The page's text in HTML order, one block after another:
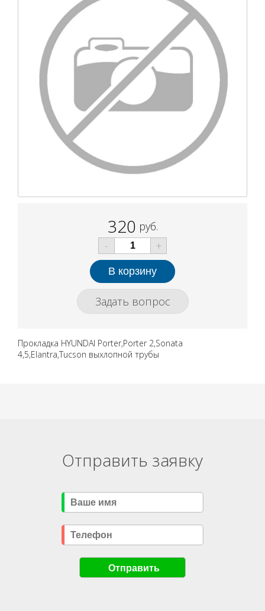
320 руб.
-
+
Задать вопрос
Прокладка HYUNDAI Porter,Porter 2,Sonata
4,5,Elantra,Tucson выхлопной трубы
Отправить заявку